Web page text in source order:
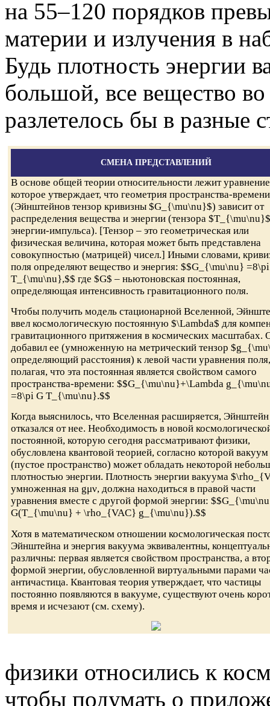
на 55–120 порядков
материи и излучения в
Будь плотность энергии
большой, все вещество
разлетелось бы в разные
СМЕНА ПРЕДСТАВЛЕНИЙ
В основе общей теории относительности лежит
которое утверждает, что геометрия пространства-времени
(Эйнштейнов тензор кривизны $G_{\mu\nu}$) зависит от
распределения вещества и энергии (тензора $T_{\mu\nu}$
энергии-импульса). [Тензор – это геометрическая или
физическая величина, которая может быть представлена
совокупностью (матрицей) чисел.] Иными словами,
поля определяют вещество и энергия: $$G_{\mu\nu}
T_{\mu\nu},$$ где $G$ – ньютоновская постоянная,
определяющая интенсивность гравитационного поля.
Чтобы получить модель стационарной Вселенной,
ввел космологическую постоянную $\Lambda$ для
гравитационного притяжения в космических масштабах.
добавил ее (умноженную на метрический тензор
определяющий расстояния) к левой части уравнения поля,
полагая, что эта постоянная является свойством самого
пространства-времени: $$G_{\mu\nu}+\Lambda
=8\pi G T_{\mu\nu}.$$
Когда выяснилось, что Вселенная расширяется, Эйнштейн
отказался от нее. Необходимость в новой
постоянной, которую сегодня рассматривают физики,
обусловлена квантовой теорией, согласно которой вакуум
(пустое пространство) может обладать некоторой
плотностью энергии. Плотность энергии вакуума
умноженная на gμν, должна находиться в правой части
уравнения вместе с другой формой энергии:
G(T_{\mu\nu} + \rho_{VAC} g_{\mu\nu}).$$
Хотя в математическом отношении космологическая
Эйнштейна и энергия вакуума эквивалентны,
различны: первая является свойством пространства, а
формой энергии, обусловленной виртуальными парами
античастица. Квантовая теория утверждает, что частицы
постоянно появляются в вакууме, существуют очень
время и исчезают (см. схему).
физики относились к
чтобы подумать о